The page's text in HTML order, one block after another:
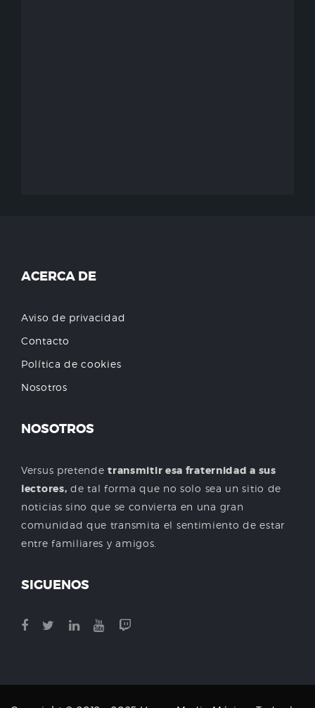
ACERCA DE
Aviso de privacidad
Contacto
Política de cookies
Nosotros
NOSOTROS
Versus pretendetransmitir esa fraternidad a sus
lectores, de tal forma que no solo sea un sitio de
noticias sino que se convierta en una gran
comunidad que transmita el sentimiento de estar
entre familiares y amigos.
SIGUENOS